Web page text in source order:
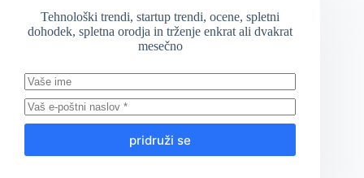
Tehnološki trendi, startup trendi, ocene, spletni
dohodek, spletna orodja in trženje enkrat ali dvakrat
mesečno
pridruži se